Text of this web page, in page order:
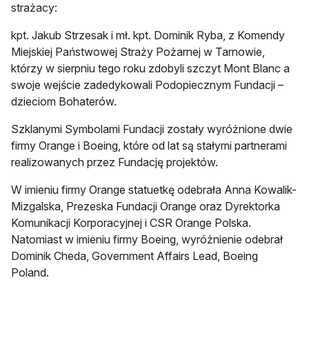
strażacy:
kpt. Jakub Strzesak i mł. kpt. Dominik Ryba, z Komendy
Miejskiej Państwowej Straży Pożarnej w Tarnowie,
którzy w sierpniu tego roku zdobyli szczyt Mont Blanc a
swoje wejście zadedykowali Podopiecznym Fundacji –
dzieciom Bohaterów.
Szklanymi Symbolami Fundacji zostały wyróżnione dwie
firmy Orange i Boeing, które od lat są stałymi partnerami
realizowanych przez Fundację projektów.
W imieniu firmy Orange statuetkę odebrała Anna Kowalik-
Mizgalska, Prezeska Fundacji Orange oraz Dyrektorka
Komunikacji Korporacyjnej i CSR Orange Polska.
Natomiast w imieniu firmy Boeing, wyróżnienie odebrał
Dominik Cheda, Government Affairs Lead, Boeing
Poland.